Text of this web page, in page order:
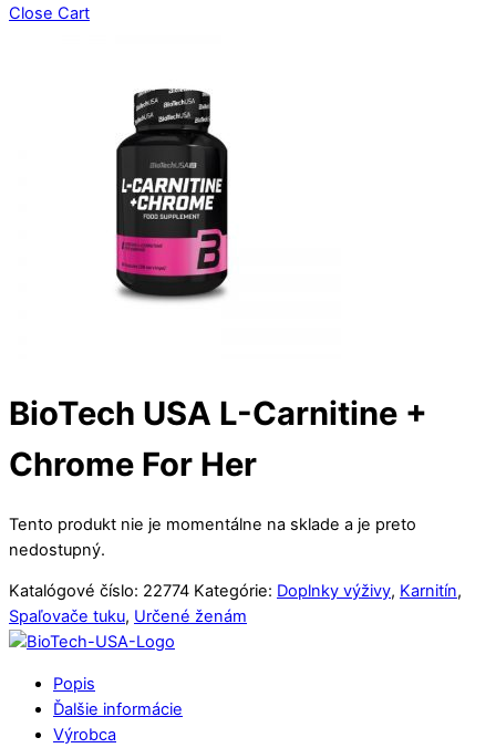
Close Cart
BioTech USA L-Carnitine +
Chrome For Her
Tento produkt nie je momentálne na sklade a je preto
nedostupný.
Katalógové číslo: 22774 Kategórie: Doplnky výživy, Karnitín,
Spaľovače tuku, Určené ženám
Popis
Ďalšie informácie
Výrobca